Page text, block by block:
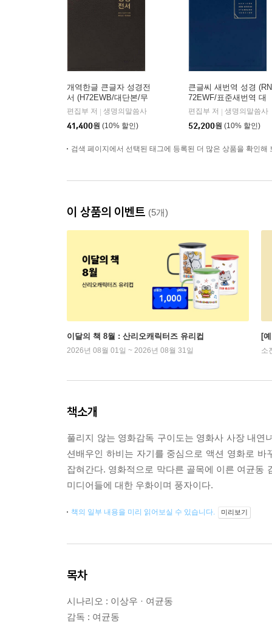
개역한글 큰글자 성경전
서 (H72EWB/대단본/무
지퍼/PU/반달 색인/해설
없음/각주 없음/다크브
라운)
편집부 저
생명의말씀사
41,400원 (10% 할인)
큰글씨 새번역 성경 (RN
72EWF/표준새번역 대
단본/무지퍼/PU/반달 색
인/주석 없음/뉴다크네
이비)
편집부 저
생명의말씀사
52,200원 (10% 할인)
검색 페이지에서 선택된 태그에 등록된 더 많은 상품을 확인해
이 상품의 이벤트 (5개)
이달의 책 8월 : 산리오캐릭터즈 유리컵
2026년 08월 01일 ~ 2026년 08월 31일
[
소
책소개
풀리지 않는 영화감독 구이도는 영화사 사장 내
션배우인 하비는 자기를 중심으로 액션 영화로
잡혀간다. 영화적으로 막다른 골목에 이른 여균동
미디어들에 대한 우화이며 풍자이다.
책의 일부 내용을 미리 읽어보실 수 있습니다. 미리보기
목차
시나리오 : 이상우 · 여균동
감독 : 여균동